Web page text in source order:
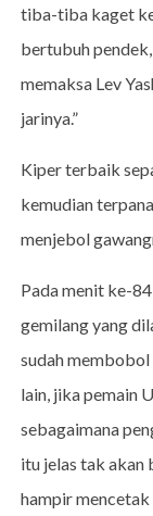
tiba-tiba kaget
bertubuh
memaksa Lev
jarinya.”
Kiper terbaik
kemudian
menjebol
Pada menit ke-
gemilang yang
sudah membobol
lain, jika pemain
sebagaimana
itu jelas tak akan
hampir mencetak